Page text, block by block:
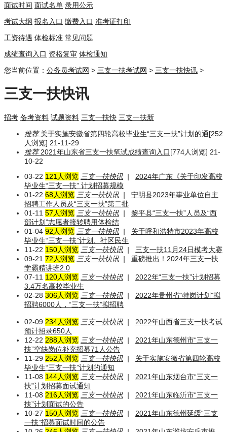
面试时间 面试名单 录用公示
考试大纲 报名入口 缴费入口 准考证打印
工资待遇 体检标准 常见问题
成绩查询入口 资格复审 体检通知
您当前位置： 公务员考试网 > 三支一扶考试网 > 三支一扶快讯 >
三支一扶快讯
招考 备考资料 试题资料 三支一扶快 三支一扶新
推荐关于实施安徽省第四轮高校毕业生“三支一扶”计划的通[252
人浏览] 21-11-29
推荐2021年山东省三支一扶笔试成绩查询入口[774人浏览] 21-
10-22
03-22 121人浏览 三支一扶快讯 |
2024年广东《关于印发高校
毕业生“三支一扶” 计划招募规模
01-22 68人浏览 三支一扶快讯 |
宁明县2023年事业单位自主
招聘工作人员及“三支一扶”第二批
01-11 57人浏览 三支一扶快讯 |
黎平县“三支一扶”人员及“西
部计划”志愿者接转聘用体检结
01-04 92人浏览 三支一扶快讯 |
关于呼和浩特市2023年高校
毕业生“三支一扶”计划、社区民生
11-22 150人浏览 三支一扶快讯 |
三支一扶11月24日模考大赛
09-21 72人浏览 三支一扶快讯 |
重磅推出！2024年三支一扶
学霸精讲班2.0
07-11 120人浏览 三支一扶快讯 |
2022年“三支一扶”计划招募
3.4万名高校毕业生
02-28 306人浏览 三支一扶快讯 |
2022年贵州省“特岗计划”拟
招聘6000人，“三支一扶”拟招聘
02-09 234人浏览 三支一扶快讯 |
2022年山西省三支一扶考试
预计招录650人
12-22 288人浏览 三支一扶快讯 |
2021年山东德州市“三支一
扶”空缺岗位补充招募71人公告
11-29 252人浏览 三支一扶快讯 |
关于实施安徽省第四轮高校
毕业生“三支一扶”计划的通知
11-08 144人浏览 三支一扶快讯 |
2021年山东烟台市“三支一
扶”计划招募面试通知
11-08 216人浏览 三支一扶快讯 |
2021年山东临沂市“三支一
扶”计划面试的公告
10-27 150人浏览 三支一扶快讯 |
2021年山东德州延缓“三支
一扶”招募面试时间的公告